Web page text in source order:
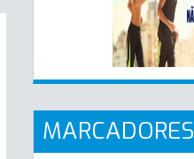
MARCADORES